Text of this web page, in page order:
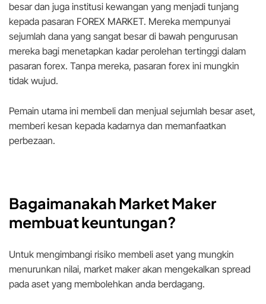
besar dan juga institusi kewangan yang menjadi tunjang
kepada pasaran FOREX MARKET. Mereka mempunyai
sejumlah dana yang sangat besar di bawah pengurusan
mereka bagi menetapkan kadar perolehan tertinggi dalam
pasaran forex. Tanpa mereka, pasaran forex ini mungkin
tidak wujud.
Pemain utama ini membeli dan menjual sejumlah besar aset,
memberi kesan kepada kadarnya dan memanfaatkan
perbezaan.
Bagaimanakah Market Maker
membuat keuntungan?
Untuk mengimbangi risiko membeli aset yang mungkin
menurunkan nilai, market maker akan mengekalkan spread
pada aset yang membolehkan anda berdagang.